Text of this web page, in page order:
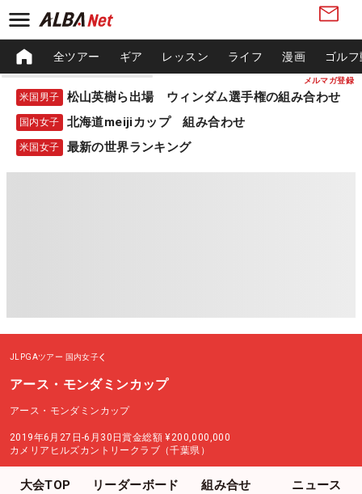
メルマガ登録
全ツアー ギア レッスン ライフ 漫画 ゴル
米国男子 松山英樹ら出場 ウィンダム選手権の組み合わせ
国内女子 北海道meijiカップ 組み合わせ
米国女子 最新の世界ランキング
JLPGAツアー 国内女子
アース・モンダミンカップ
アース・モンダミンカップ
2019年6月27日-6月30日賞金総額 ¥200,000,000
カメリアヒルズカントリークラブ（千葉県）
大会TOP リーダーボード 組み合せ ニュース